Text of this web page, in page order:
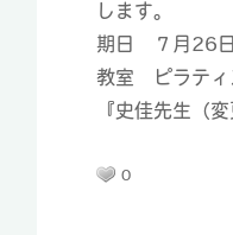
します。
期日 ７月26
教室 ピラティ
『史佳先生（
0